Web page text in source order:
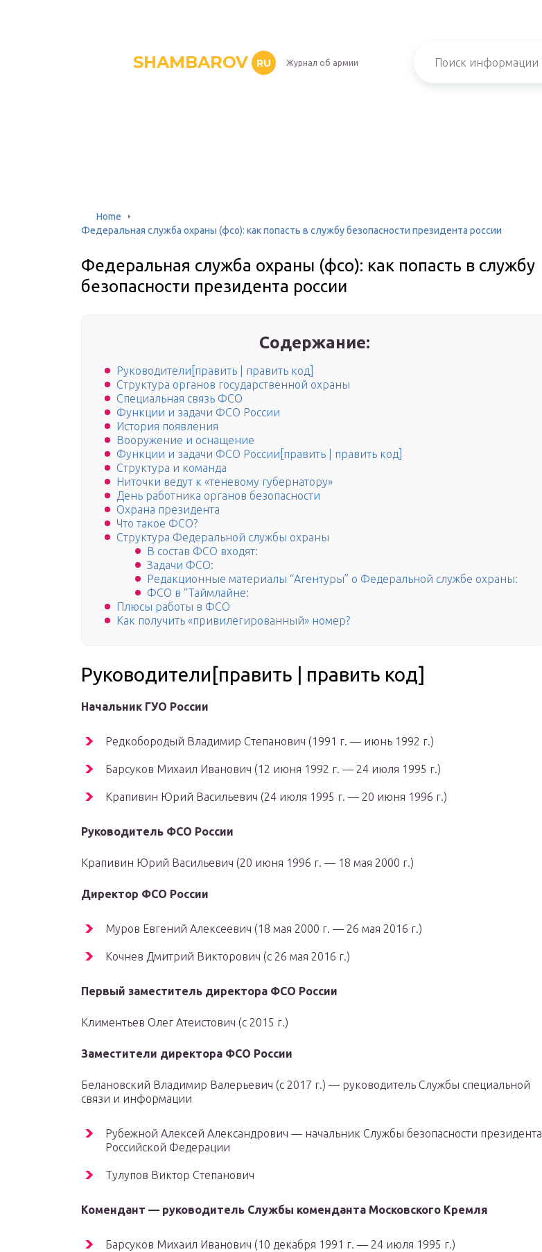
SHAMBAROV RU Журнал об армии
Home
Федеральная служба охраны (фсо): как попасть в службу безопасности президента россии
Федеральная служба охраны (фсо): как попасть в службу
безопасности президента россии
Содержание:
Руководители[править | править код]
Структура органов государственной охраны
Специальная связь ФСО
Функции и задачи ФСО России
История появления
Вооружение и оснащение
Функции и задачи ФСО России[править | править код]
Структура и команда
Ниточки ведут к «теневому губернатору»
День работника органов безопасности
Охрана президента
Что такое ФСО?
Структура Федеральной службы охраны
В состав ФСО входят:
Задачи ФСО:
Редакционные материалы “Агентуры” о Федеральной службе охраны:
ФСО в “Таймлайне:
Плюсы работы в ФСО
Как получить «привилегированный» номер?
Руководители[править | править код]
Начальник ГУО России
Редкобородый Владимир Степанович (1991 г. — июнь 1992 г.)
Барсуков Михаил Иванович (12 июня 1992 г. — 24 июля 1995 г.)
Крапивин Юрий Васильевич (24 июля 1995 г. — 20 июня 1996 г.)
Руководитель ФСО России
Крапивин Юрий Васильевич (20 июня 1996 г. — 18 мая 2000 г.)
Директор ФСО России
Муров Евгений Алексеевич (18 мая 2000 г. — 26 мая 2016 г.)
Кочнев Дмитрий Викторович (с 26 мая 2016 г.)
Первый заместитель директора ФСО России
Климентьев Олег Атеистович (с 2015 г.)
Заместители директора ФСО России
Белановский Владимир Валерьевич (с 2017 г.) — руководитель Службы специальной
связи и информации
Рубежной Алексей Александрович — начальник Службы безопасности президента
Российской Федерации
Тулупов Виктор Степанович
Комендант — руководитель Службы коменданта Московского Кремля
Барсуков Михаил Иванович (10 декабря 1991 г. — 24 июля 1995 г.)